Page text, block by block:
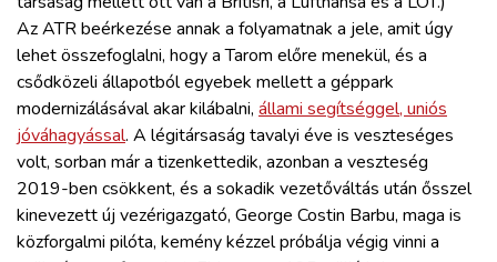
REGISZTRÁCIÓ
Az ATR beérkezése annak a folyamatnak a jele, amit úgy
lehet összefoglalni, hogy a Tarom előre menekül, és a
csődközeli állapotból egyebek mellett a géppark
modernizálásával akar kilábalni, állami segítséggel, uniós
jóváhagyással. A légitársaság tavalyi éve is veszteséges
volt, sorban már a tizenkettedik, azonban a veszteség
2019-ben csökkent, és a sokadik vezetőváltás után ősszel
kinevezett új vezérigazgató, George Costin Barbu, maga is
közforgalmi pilóta, kemény kézzel próbálja végig vinni a